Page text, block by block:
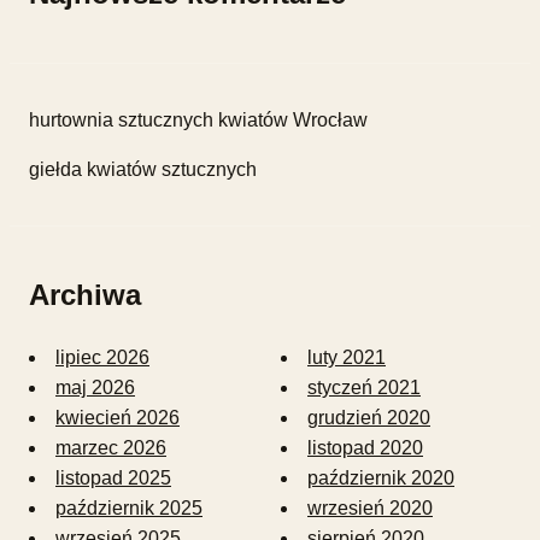
hurtownia sztucznych kwiatów Wrocław
giełda kwiatów sztucznych
Archiwa
lipiec 2026
maj 2026
kwiecień 2026
marzec 2026
listopad 2025
październik 2025
luty 2021
styczeń 2021
grudzień 2020
listopad 2020
październik 2020
wrzesień 2020